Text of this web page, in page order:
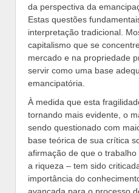
da perspectiva da
Estas questões
interpretação tradicional.
capitalismo que se
mercado e na propriedade
servir como uma base
emancipatória.
À medida que esta
tornando mais evidente, o
sendo questionado com
base teórica de sua crítica
afirmação de que o
a riqueza – tem sido
importância do